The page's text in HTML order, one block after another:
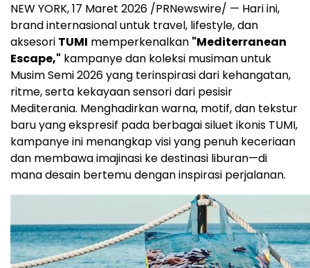
NEW YORK,17 Maret 2026 /PRNewswire/ — Hari ini,
brand internasional untuk travel, lifestyle, dan
aksesori TUMI memperkenalkan "Mediterranean
Escape," kampanye dan koleksi musiman untuk
Musim Semi 2026 yang terinspirasi dari kehangatan,
ritme, serta kekayaan sensori dari pesisir
Mediterania. Menghadirkan warna, motif, dan tekstur
baru yang ekspresif pada berbagai siluet ikonis TUMI,
kampanye ini menangkap visi yang penuh keceriaan
dan membawa imajinasi ke destinasi liburan—di
mana desain bertemu dengan inspirasi perjalanan.